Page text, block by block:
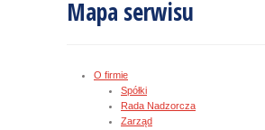
Mapa serwisu
O firmie
Spółki
Rada Nadzorcza
Zarząd